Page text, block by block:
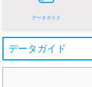
データガイド
データガイド